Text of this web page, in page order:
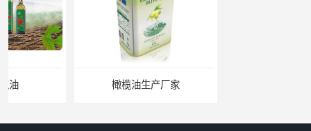
橄榄油生产厂家